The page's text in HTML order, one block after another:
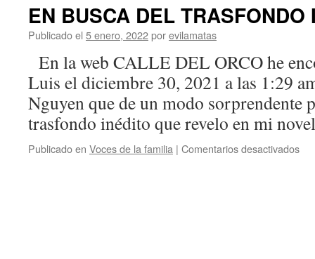
EN BUSCA DEL TRASFONDO
Publicado el 5 enero, 2022porevilamatas
En la web CALLE DEL ORCO he
Luis el diciembre 30, 2021 a las 1:29
Nguyen que de un modo sorprendente
trasfondo inédito que revelo en mi
Publicado en Voces de la familia | Comentarios desactivados